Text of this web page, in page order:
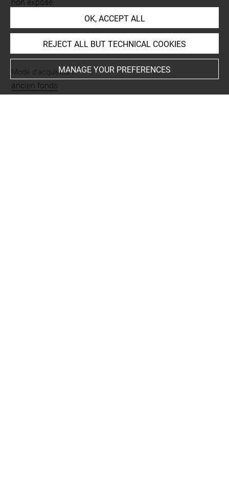
non exposé
Mode d'acquisition
ancien fonds
OK, ACCEPT ALL
REJECT ALL BUT TECHNICAL COOKIES
MANAGE YOUR PREFERENCES